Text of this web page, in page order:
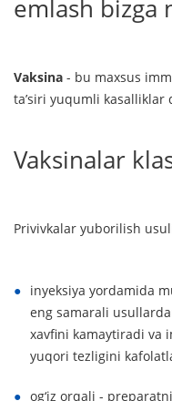
emlash bizga
Vaksina - bu maxsus
ta’siri yuqumli kasalliklar
Vaksinalar
Privivkalar yuborilish
inyeksiya yordamida
eng samarali
xavfini kamaytiradi va
yuqori tezligini
og‘iz orqali -